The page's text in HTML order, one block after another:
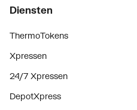
Diensten
ThermoTokens
Xpressen
24/7 Xpressen
DepotXpress